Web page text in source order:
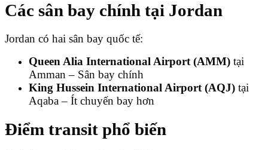
Các sân bay chính tại Jordan
Jordan có hai sân bay quốc tế:
Queen Alia International Airport (AMM) tại
Amman – Sân bay chính
King Hussein International Airport (AQJ) tại
Aqaba – Ít chuyến bay hơn
Điểm transit phổ biến